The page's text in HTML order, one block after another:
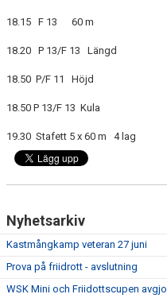
RESULTAT/STATISTIK
18.15 F 13 60 m
18.20 P 13/F 13 Längd
18.50 P/F 11 Höjd
18.50 P 13/F 13 Kula
19.30 Stafett 5 x 60 m 4 lag
Nyhetsarkiv
Kastmångkamp veteran 27 juni
Prova på friidrott - avslutning
WSK Mini och Friidottscupen